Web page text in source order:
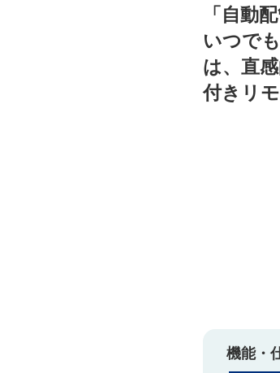
「自動
いつで
は、直
付きリ
機能・